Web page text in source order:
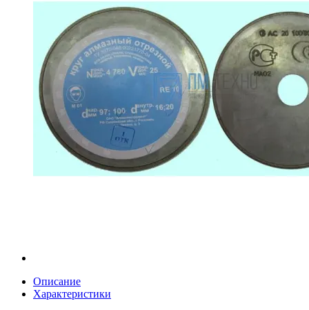
Описание
Характеристики